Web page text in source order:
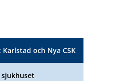
och Nya CSK